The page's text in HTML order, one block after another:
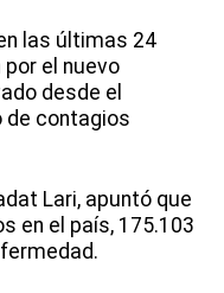
las últimas 24
el nuevo
desde el
de contagios
Lari, apuntó que
en el país, 175.103